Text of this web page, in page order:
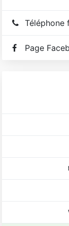
Téléphone
Page